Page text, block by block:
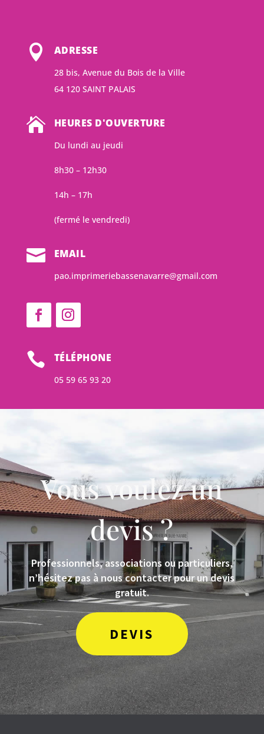
 ADRESSE
28 bis, Avenue du Bois de la Ville
64 120 SAINT PALAIS
 HEURES D'OUVERTURE
Du lundi au jeudi
8h30 – 12h30
14h – 17h
(fermé le vendredi)
 EMAIL
pao.imprimeriebassenavarre@gmail.com
 TÉLÉPHONE
05 59 65 93 20
Vous voulez un
devis ?
Professionnels, associations ou particuliers,
n’hésitez pas à nous contacter pour un devis
gratuit.
DEVIS